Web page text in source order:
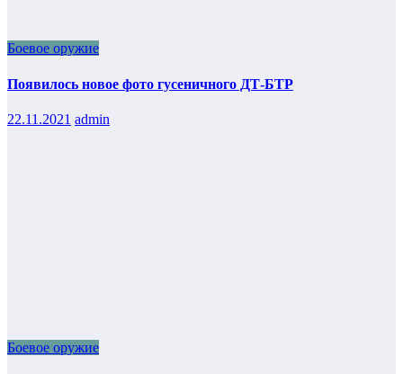
Боевое оружие
Появилось новое фото гусеничного ДТ-БТР
22.11.2021 admin
Боевое оружие